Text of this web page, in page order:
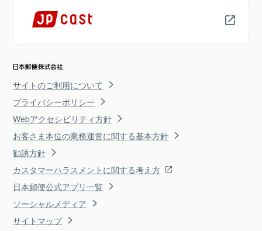
サイトのご利用について
プライバシーポリシー
Webアクセシビリティ方針
お客さま本位の業務運営に関する基本方針
勧誘方針
カスタマーハラスメントに関する考え方
日本郵便公式アプリ一覧
ソーシャルメディア
サイトマップ